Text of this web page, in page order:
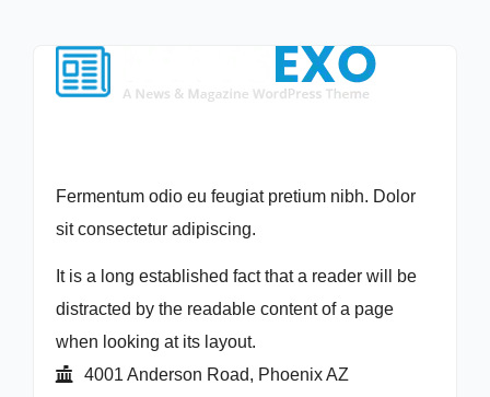
Fermentum odio eu feugiat pretium nibh. Dolor
sit consectetur adipiscing.
It is a long established fact that a reader will be
distracted by the readable content of a page
when looking at its layout.
4001 Anderson Road, Phoenix AZ